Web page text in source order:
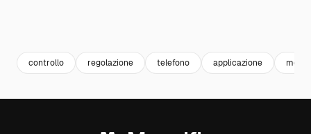
controllo regolazione telefono applicazione